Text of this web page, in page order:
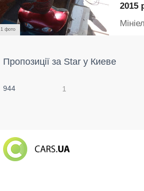
1 фото
2015
Пропозиції за Star у Киеве
944 1